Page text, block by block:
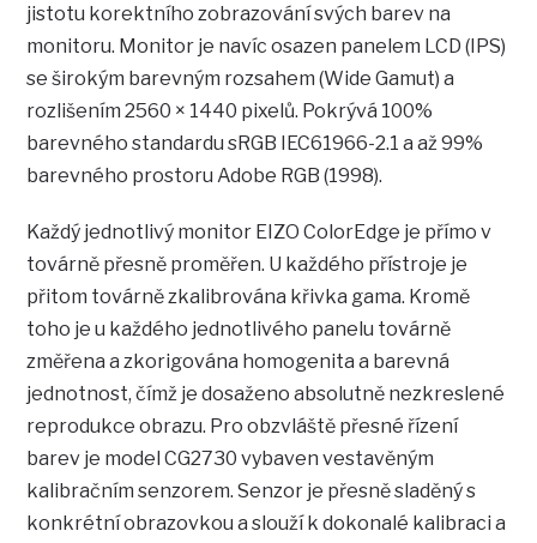
jistotu korektního zobrazování svých barev na
monitoru. Monitor je navíc osazen panelem LCD (IPS)
se širokým barevným rozsahem (Wide Gamut) a
rozlišením 2560 × 1440 pixelů. Pokrývá 100%
barevného standardu sRGB IEC61966-2.1 a až 99%
barevného prostoru Adobe RGB (1998).
Každý jednotlivý monitor EIZO ColorEdge je přímo v
továrně přesně proměřen. U každého přístroje je
přitom továrně zkalibrována křivka gama. Kromě
toho je u každého jednotlivého panelu továrně
změřena a zkorigována homogenita a barevná
jednotnost, čímž je dosaženo absolutně nezkreslené
reprodukce obrazu. Pro obzvláště přesné řízení
barev je model CG2730 vybaven vestavěným
kalibračním senzorem. Senzor je přesně sladěný s
konkrétní obrazovkou a slouží k dokonalé kalibraci a